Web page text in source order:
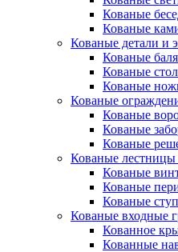
Кованые
Кованые
Кованые детали и
Кованые
Кованые
Кованые
Кованые
Кованые
Кованые
Кованые
Кованые лестницы
Кованые
Кованые
Кованые
Кованые входные
Кованное
Кованные